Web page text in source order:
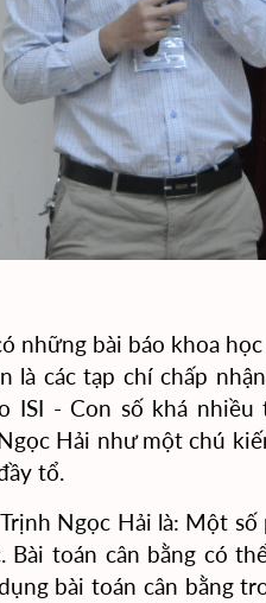
những bài báo khoa
là các tạp chí chấp
ISI - Con số khá
Hải như một chú
tổ.
Ngọc Hải là: Một
Bài toán cân bằng có
bài toán cân bằng